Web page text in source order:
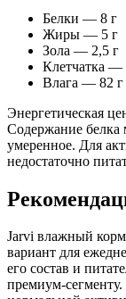
Белки — 8 г
Жиры — 5 г
Зола — 2,5 г
Клетчатка —
Влага — 82 г
Энергетическая
Содержание белка
умеренное. Для
недостаточно
Jarvi влажный
вариант для
его состав и
премиум-